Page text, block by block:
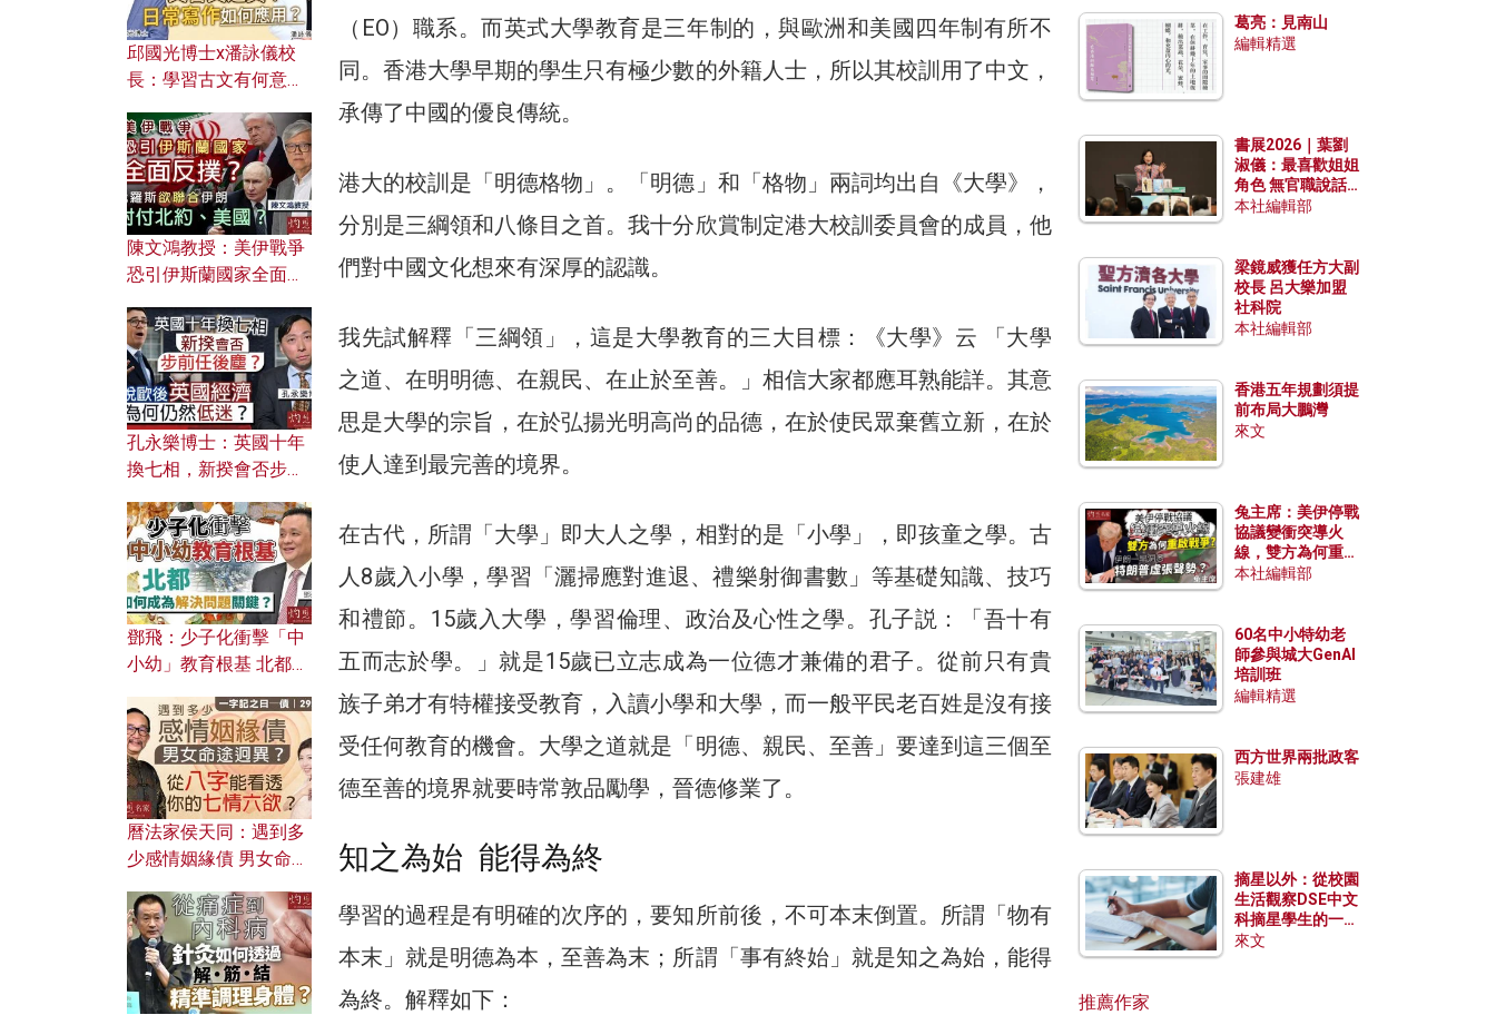
（EO）職系。而英式大學教育是三年制的，與歐洲和美國四年制有所不
同。香港大學早期的學生只有極少數的外籍人士，所以其校訓用了中文，
承傳了中國的優良傳統。
港大的校訓是「明德格物」。「明德」和「格物」兩詞均出自《大學》，
分別是三綱領和八條目之首。我十分欣賞制定港大校訓委員會的成員，他
們對中國文化想來有深厚的認識。
我先試解釋「三綱領」，這是大學教育的三大目標：《大學》云 「大學
之道、在明明德、在親民、在止於至善。」相信大家都應耳熟能詳。其意
思是大學的宗旨，在於弘揚光明高尚的品德，在於使民眾棄舊立新，在於
使人達到最完善的境界。
在古代，所謂「大學」即大人之學，相對的是「小學」，即孩童之學。古
人8歲入小學，學習「灑掃應對進退、禮樂射御書數」等基礎知識、技巧
和禮節。15歲入大學，學習倫理、政治及心性之學。孔子説：「吾十有
五而志於學。」就是15歲已立志成為一位德才兼備的君子。從前只有貴
族子弟才有特權接受教育，入讀小學和大學，而一般平民老百姓是沒有接
受任何教育的機會。大學之道就是「明德、親民、至善」要達到這三個至
德至善的境界就要時常敦品勵學，晉德修業了。
知之為始 能得為終
學習的過程是有明確的次序的，要知所前後，不可本末倒置。所謂「物有
本末」就是明德為本，至善為末；所謂「事有終始」就是知之為始，能得
為終。解釋如下：
邱國光博士x潘詠儀校
長：學習古文有何意
文之美？ 日常寫作如何
應用？
陳文鴻教授：美伊戰爭
恐引伊斯蘭國家全面反
對付北約美國？
孔永樂博士：英國十年
換七相，新揆會否步前
濟為何仍然低迷？
鄧飛：少子化衝擊「中
小幼」教育根基 北都如
曆法家侯天同：遇到多
少感情姻緣債 男女命途
的七情六欲？
葛亮：見南山
編輯精選
書展2026｜葉劉
淑儀：最喜歡姐姐
角色 無官職說話
包袱少
本社編輯部
梁鏡威獲任方大副
校長 呂大樂加盟
社科院
本社編輯部
香港五年規劃須提
前布局大鵬灣
來文
兔主席：美伊停戰
協議變衝突導火
線，雙方為何重啟
戰爭？伊朗一早洞
本社編輯部
60名中小特幼老
師參與城大GenAI
培訓班
編輯精選
西方世界兩批政客
張建雄
摘星以外：從校園
生活觀察DSE中文
科摘星學生的一點
特質
來文
推薦作家